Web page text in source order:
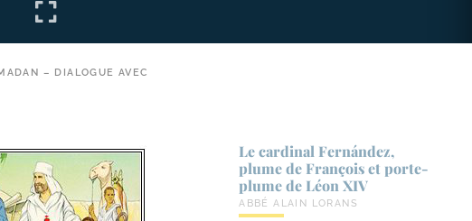
– DIALOGUE AVEC
Le cardinal Fernández,
plume de François et porte-​
plume de Léon XIV
ABBÉ ALAIN LORANS